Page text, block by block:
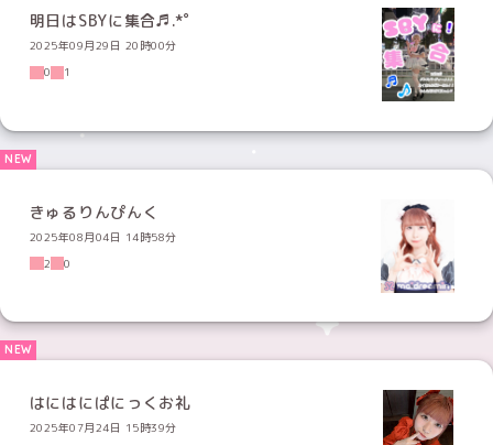
明日はSBYに集合♬.*ﾟ
2025年09月29日 20時00分
0
1
きゅるりんぴんく
2025年08月04日 14時58分
2
0
はにはにぱにっくお礼
2025年07月24日 15時39分